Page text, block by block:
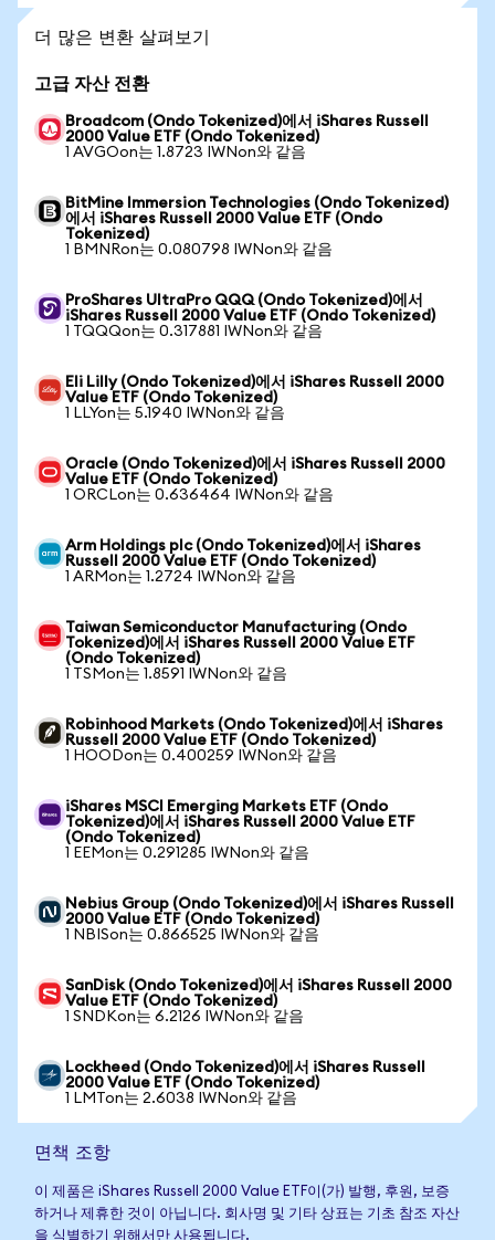
더 많은 변환 살펴보기
고급 자산 전환
Broadcom (Ondo Tokenized)에서 iShares Russell
2000 Value ETF (Ondo Tokenized)
1 AVGOon는 1.8723 IWNon와 같음
BitMine Immersion Technologies (Ondo Tokenized)
에서 iShares Russell 2000 Value ETF (Ondo
Tokenized)
1 BMNRon는 0.080798 IWNon와 같음
ProShares UltraPro QQQ (Ondo Tokenized)에서
iShares Russell 2000 Value ETF (Ondo Tokenized)
1 TQQQon는 0.317881 IWNon와 같음
Eli Lilly (Ondo Tokenized)에서 iShares Russell 2000
Value ETF (Ondo Tokenized)
1 LLYon는 5.1940 IWNon와 같음
Oracle (Ondo Tokenized)에서 iShares Russell 2000
Value ETF (Ondo Tokenized)
1 ORCLon는 0.636464 IWNon와 같음
Arm Holdings plc (Ondo Tokenized)에서 iShares
Russell 2000 Value ETF (Ondo Tokenized)
1 ARMon는 1.2724 IWNon와 같음
Taiwan Semiconductor Manufacturing (Ondo
Tokenized)에서 iShares Russell 2000 Value ETF
(Ondo Tokenized)
1 TSMon는 1.8591 IWNon와 같음
Robinhood Markets (Ondo Tokenized)에서 iShares
Russell 2000 Value ETF (Ondo Tokenized)
1 HOODon는 0.400259 IWNon와 같음
iShares MSCI Emerging Markets ETF (Ondo
Tokenized)에서 iShares Russell 2000 Value ETF
(Ondo Tokenized)
1 EEMon는 0.291285 IWNon와 같음
Nebius Group (Ondo Tokenized)에서 iShares Russell
2000 Value ETF (Ondo Tokenized)
1 NBISon는 0.866525 IWNon와 같음
SanDisk (Ondo Tokenized)에서 iShares Russell 2000
Value ETF (Ondo Tokenized)
1 SNDKon는 6.2126 IWNon와 같음
Lockheed (Ondo Tokenized)에서 iShares Russell
2000 Value ETF (Ondo Tokenized)
1 LMTon는 2.6038 IWNon와 같음
면책 조항
이 제품은 iShares Russell 2000 Value ETF이(가) 발행, 후원, 보증
하거나 제휴한 것이 아닙니다. 회사명 및 기타 상표는 기초 참조 자산
을 식별하기 위해서만 사용됩니다.